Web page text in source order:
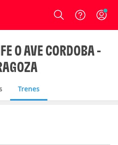
Login
O AVE CORDOBA -
Trenes